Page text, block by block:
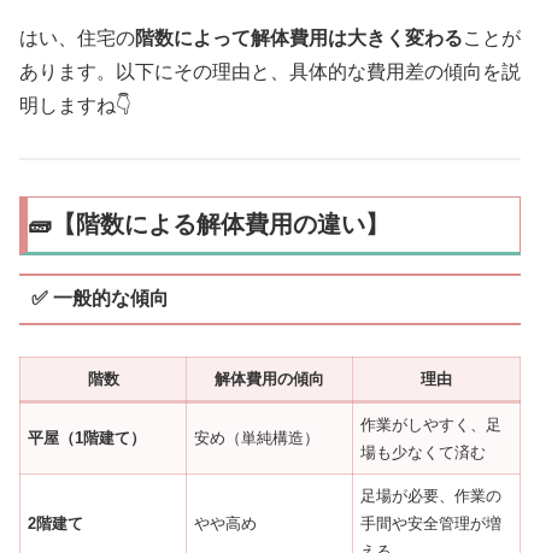
はい、住宅の階数によって解体費用は大きく変わることが
あります。以下にその理由と、具体的な費用差の傾向を説
明しますね👇
🧱【階数による解体費用の違い】
✅ 一般的な傾向
階数 解体費用の傾向 理由
平屋（1階建て） 安め（単純構造）
作業がしやすく、足
場も少なくて済む
2階建て やや高め
足場が必要、作業の
手間や安全管理が増